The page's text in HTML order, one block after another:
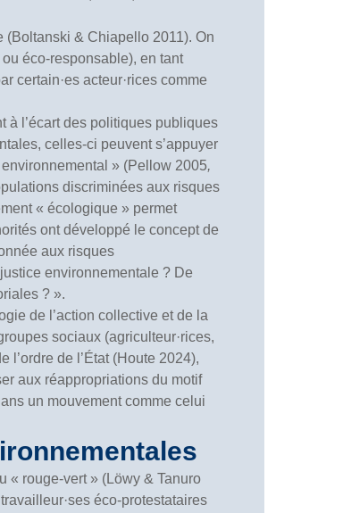
(Boltanski & Chiapello 2011). On
éco-responsable), en tant
certain·es acteur·rices comme
à l’écart des politiques publiques
celles-ci peuvent s’appuyer
» (Pellow 2005,
discriminées aux risques
« écologique » permet
ont développé le concept de
aux risques
environnementale ? De
? ».
de l’action collective et de la
sociaux (agriculteur·rices,
l’ordre de l’État (Houte 2024),
aux réappropriations du motif
un mouvement comme celui
« rouge-vert » (Löwy & Tanuro
éco-protestataires